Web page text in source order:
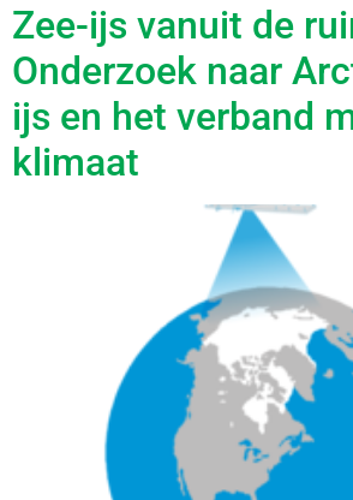
Zee-ijs vanuit de
Onderzoek naar
ijs en het verband
klimaat